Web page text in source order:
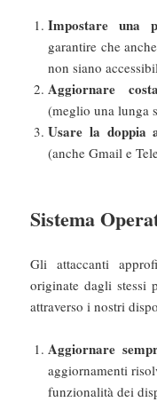
Impostare una
garantire che
non siano
Aggiornare
(meglio una lunga
Usare la doppia
(anche Gmail e
Sistema
Gli attaccanti
originate dagli stessi
attraverso i nostri
Aggiornare
aggiornamenti
funzionalità dei